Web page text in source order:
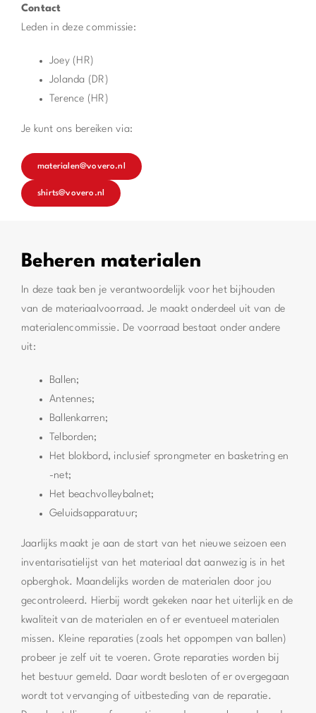
Contact
Leden in deze commissie:
Joey (HR)
Jolanda (DR)
Terence (HR)
Je kunt ons bereiken via:
materialen@vovero.nl
shirts@vovero.nl
Beheren materialen
In deze taak ben je verantwoordelijk voor het bijhouden
van de materiaalvoorraad. Je maakt onderdeel uit van de
materialencommissie. De voorraad bestaat onder andere
uit:
Ballen;
Antennes;
Ballenkarren;
Telborden;
Het blokbord, inclusief sprongmeter en basketring en
-net;
Het beachvolleybalnet;
Geluidsapparatuur;
Jaarlijks maakt je aan de start van het nieuwe seizoen een
inventarisatielijst van het materiaal dat aanwezig is in het
opberghok. Maandelijks worden de materialen door jou
gecontroleerd. Hierbij wordt gekeken naar het uiterlijk en de
kwaliteit van de materialen en of er eventueel materialen
missen. Kleine reparaties (zoals het oppompen van ballen)
probeer je zelf uit te voeren. Grote reparaties worden bij
het bestuur gemeld. Daar wordt besloten of er overgegaan
wordt tot vervanging of uitbesteding van de reparatie.